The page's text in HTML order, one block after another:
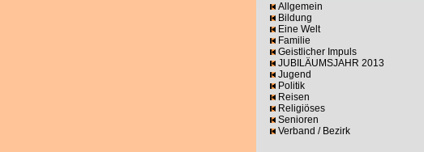
Allgemein
Bildung
Eine Welt
Familie
Geistlicher Impuls
JUBILÄUMSJAHR 2013
Jugend
Politik
Reisen
Religiöses
Senioren
Verband / Bezirk